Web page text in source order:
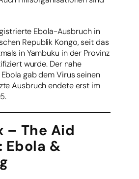
Ebola-Ausbruch in
Republik Kongo, seit das
in Yambuku in der Provinz
wurde. Der nahe
gab dem Virus seinen
Ausbruch endete erst im
– The Aid
Ebola &